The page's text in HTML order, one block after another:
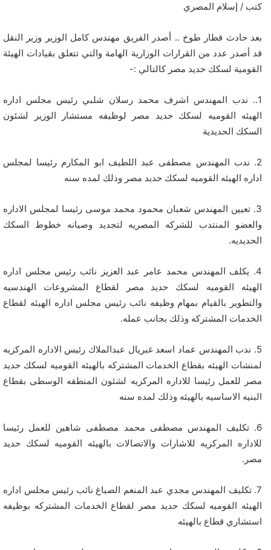
كتب / إسلام المصري
بعد حادث قطار طوخ .. أصدر الفريق مهندس كامل الوزير وزير النقل
قد أصدر عدد من القرارات الوزارية الهامة والتي تتعلق بقيادات الهيئة
القومية لسكك حديد مصر كالتالي :-
1.. ندب المهندس اشرف محمد رسلان شلبي رئيس مجلس اداره
الهيئه القوميه لسكك حديد مصر لوظيفه مستشار الوزير لشئون
السكك الحديدية
2. ندب المهندس مصطفى عبد اللطيف ابو المكارم رئيسا لمجلس
اداره الهيئه القوميه لسكك حديد مصر وذلك لمده سنه
3. تعيين المهندس شعبان محمود محمد موسى رئيسا لمجلس الاداره
والعضو المنتدب للشركه المصريه لتجديد وصيانه خطوط السكك
الحديديه.
4. يكلف المهندس محمد عامر عبد العزيز نائب رئيس مجلس اداره
الهيئه القوميه لسكك حديد مصر لقطاع المشروعات الهندسيه
والتطوير بالقيام بمهام وظيفه نائب رئيس مجلس اداره الهيئه لقطاع
الخدمات المشتركه وذلك بجانب عمله.
5. ندب المهندس عماد اسعد غبريال عبدالملاك رئيس الاداره المركزيه
لمنشات الهيئه بقطاع الخدمات المشتركه بالهيئه القوميه لسكك حديد
مصر للعمل رئيسا للاداره المركزيه لشئون المنطقه الوسطى بقطاع
البنيه الاساسيه بالهيئه وذلك لمده سنه
6. تكليف المهندس مصطفى محمد مصطفى شاهين للعمل رئيسا
للاداره المركزيه للاشارات والاتصالات بالهيئه القوميه لسكك حديد
مصر.
7. تكليف المهندس مجدي عبد المنعم الصباغ نائب رئيس مجلس اداره
الهيئه القوميه لسكك حديد مصر لقطاع الخدمات المشتركه بوظيفه
استشاري قطاع بالهيئه